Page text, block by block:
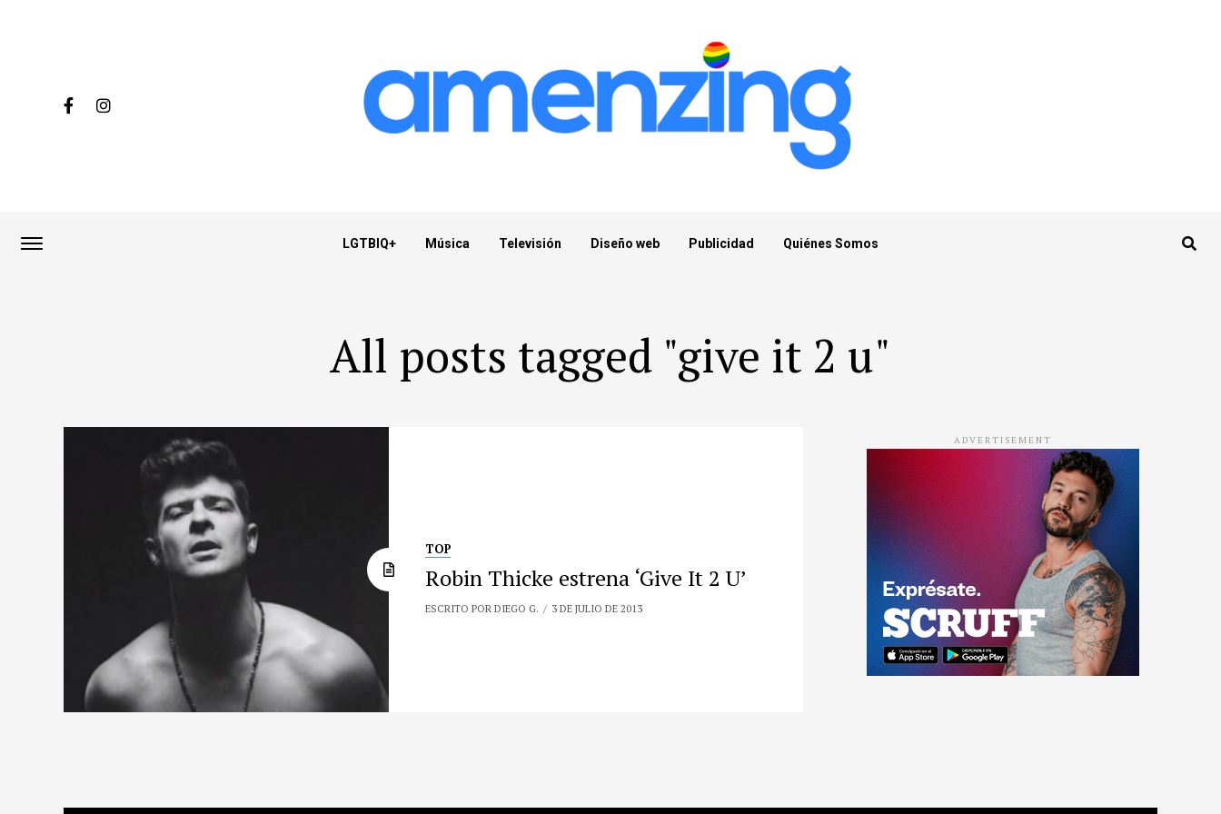
LGTBIQ+ Música Televisión Diseño web Publicidad Quiénes Somos
All posts tagged "give it 2 u"
TOP
Robin Thicke estrena ‘Give It 2 U’
ESCRITO POR DIEGO G. 3 DE JULIO DE 2013
ADVERTISEMENT